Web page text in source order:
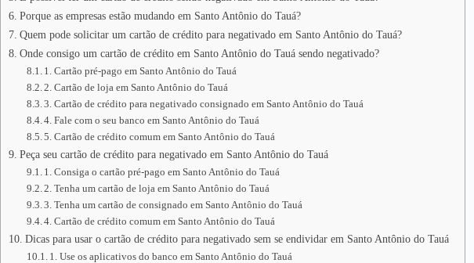
Porque as empresas estão mudando em Santo Antônio do Tauá?
Quem pode solicitar um cartão de crédito para negativado em Santo Antônio do Tauá?
Onde consigo um cartão de crédito em Santo Antônio do Tauá sendo negativado?
1. Cartão pré-pago em Santo Antônio do Tauá
2. Cartão de loja em Santo Antônio do Tauá
3. Cartão de crédito para negativado consignado em Santo Antônio do Tauá
4. Fale com o seu banco em Santo Antônio do Tauá
5. Cartão de crédito comum em Santo Antônio do Tauá
Peça seu cartão de crédito para negativado em Santo Antônio do Tauá
1. Consiga o cartão pré-pago em Santo Antônio do Tauá
2. Tenha um cartão de loja em Santo Antônio do Tauá
3. Tenha um cartão de consignado em Santo Antônio do Tauá
4. Cartão de crédito comum em Santo Antônio do Tauá
Dicas para usar o cartão de crédito para negativado sem se endividar em Santo Antônio do Tauá
1. Use os aplicativos do banco em Santo Antônio do Tauá